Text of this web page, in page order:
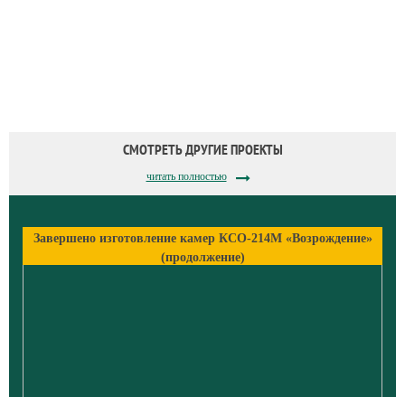
СМОТРЕТЬ ДРУГИЕ ПРОЕКТЫ
читать полностью
Завершено изготовление камер КСО-214М «Возрождение»
(продолжение)